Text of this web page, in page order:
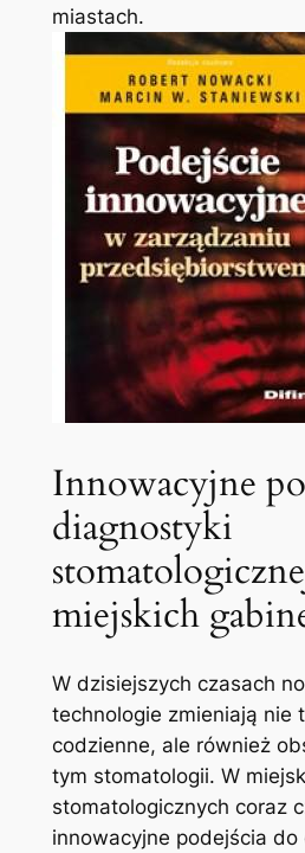
miastach.
Innowacyjne
diagnostyki
miejskich
W⁤ dzisiejszych czasach
technologie zmieniają nie
codzienne, ale również
tym stomatologii. W
stomatologicznych coraz
innowacyjne⁤ podejścia